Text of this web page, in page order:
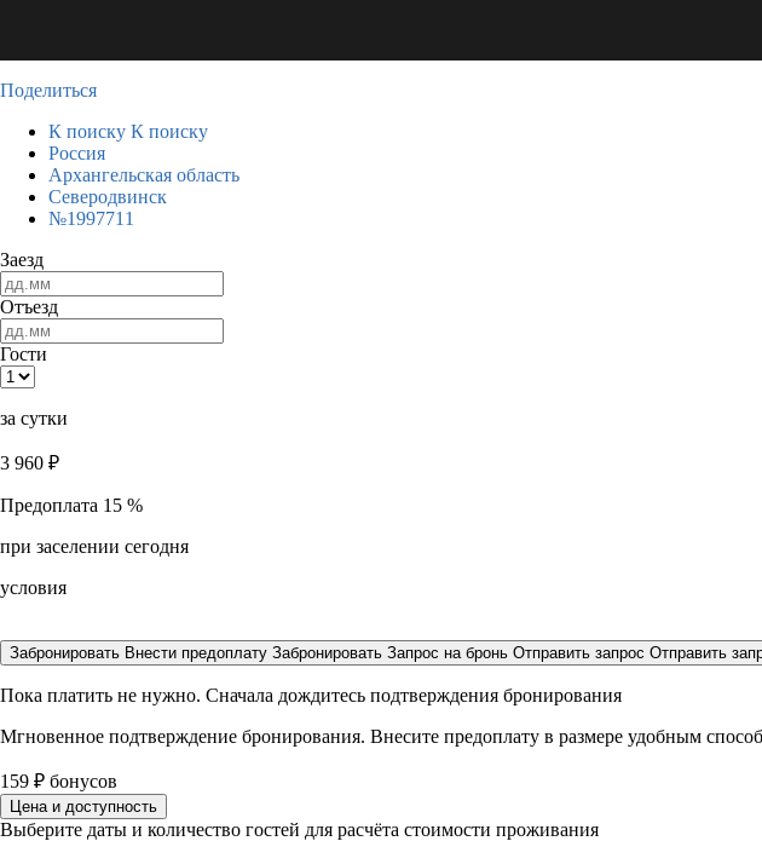
Поделиться
К поиску К поиску
Россия
Архангельская область
Северодвинск
№1997711
Заезд
Отъезд
Гости
за сутки
3 960 ₽
Предоплата 15 %
при заселении сегодня
условия
Забронировать Внести предоплату Забронировать Запрос на бронь Отправить запрос Отправить
Пока платить не нужно. Сначала дождитесь подтверждения бронирования
Мгновенное подтверждение бронирования. Внесите предоплату в размере удобным
159 ₽ бонусов
Цена и доступность
Выберите даты и количество гостей для расчёта стоимости проживания